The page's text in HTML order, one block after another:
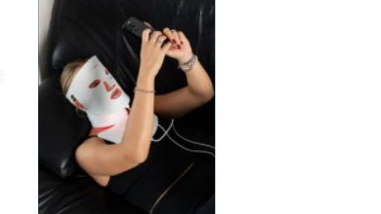
kombinera enkla
sensorer med
genomtänkt reglering
kan man få jämnare te...